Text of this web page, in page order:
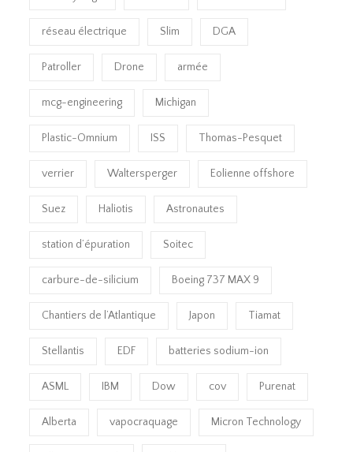
réseau électrique Slim DGA
Patroller Drone armée
mcg-engineering Michigan
Plastic-Omnium ISS Thomas-Pesquet
verrier Waltersperger Eolienne offshore
Suez Haliotis Astronautes
station d’épuration Soitec
carbure-de-silicium Boeing 737 MAX 9
Chantiers de l’Atlantique Japon Tiamat
Stellantis EDF batteries sodium-ion
ASML IBM Dow cov Purenat
Alberta vapocraquage Micron Technology